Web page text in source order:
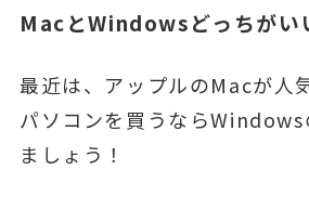
MacとWindowsどっちがい
最近は、アップルのMacが人
パソコンを買うならWindows
ましょう！